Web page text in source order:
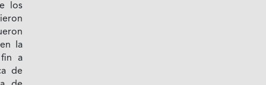
los
Ia
a
de